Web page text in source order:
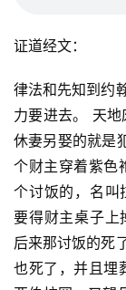
证道经文：
律法和先知到约
力要进去。 天
休妻另娶的就是
个财主穿着紫色
个讨饭的，名叫
要得财主桌子上
后来那讨饭的死
也死了，并且埋